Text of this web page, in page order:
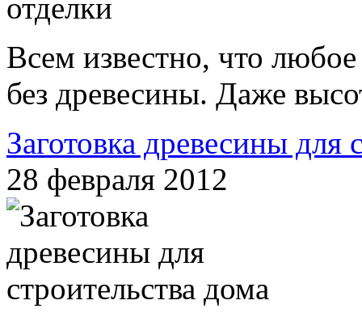
Всем известно, что любое
без древесины. Даже
Заготовка древесины для
28 февраля 2012